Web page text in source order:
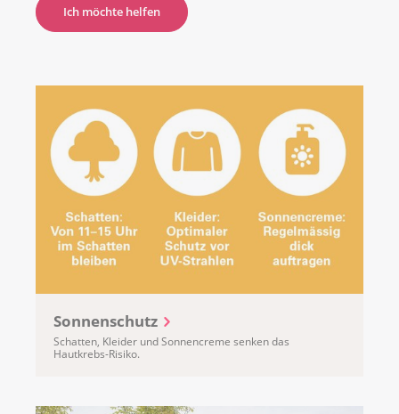
Ich möchte helfen
Sonnenschutz
Schatten, Kleider und Sonnencreme senken das
Hautkrebs-Risiko.